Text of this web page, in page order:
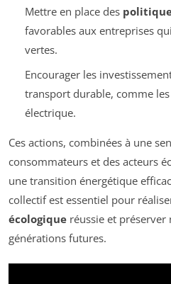
Mettre en place des
favorables aux entreprises
vertes.
Encourager les
transport durable, comme
électrique.
Ces actions, combinées à une
consommateurs et des acteurs
une transition énergétique
collectif est essentiel pour
écologique réussie et
générations futures.